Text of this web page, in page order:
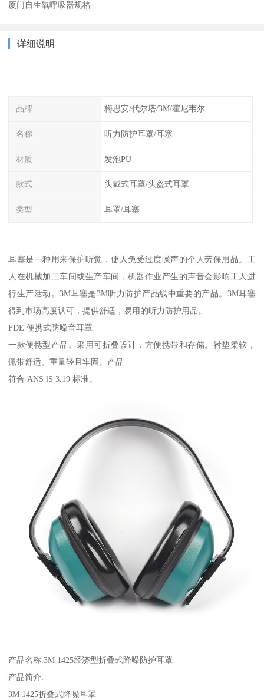
厦门自生氧呼吸器规格
详细说明
品牌 梅思安/代尔塔/3M/霍尼韦尔
名称 听力防护耳罩/耳塞
材质 发泡PU
款式 头戴式耳罩/头盔式耳罩
类型 耳罩/耳塞
耳塞是一种用来保护听觉，使人免受过度噪声的个人劳保用品。工
人在机械加工车间或生产车间，机器作业产生的声音会影响工人进
行生产活动。3M耳塞是3M听力防护产品线中重要的产品。3M耳塞
得到市场高度认可，提供舒适，易用的听力防护用品。
FDE 便携式防噪音耳罩
一款便携型产品。采用可折叠设计，方便携带和存储。衬垫柔软，
佩带舒适。重量轻且牢固。产品
符合 ANS lS 3.19 标准。
产品名称:3M 1425经济型折叠式降噪防护耳罩
产品简介:
3M 1425折叠式降噪耳罩